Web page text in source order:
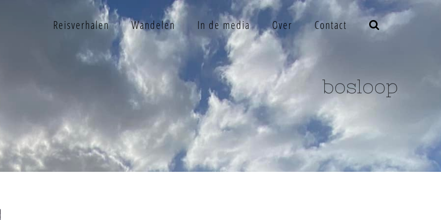
Reisverhalen Wandelen In de media Over Contact
bosloop